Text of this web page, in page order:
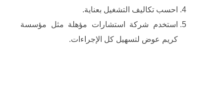
احسب تكاليف التشغيل بعناية.
استخدم شركة استشارات مؤهلة مثل مؤسسة
كريم عوض لتسهيل كل الإجراءات.